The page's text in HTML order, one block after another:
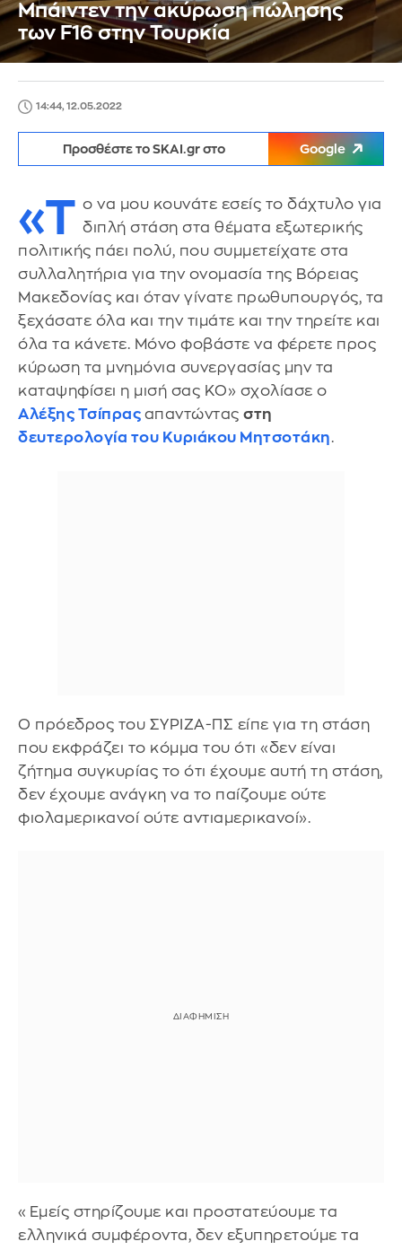
Μπάιντεν την ακύρωση πώλησης
των F16 στην Τουρκία
14:44, 12.05.2022
Προσθέστε το SKAI.gr στο Google
«Τ ο να μου κουνάτε εσείς το δάχτυλο για
διπλή στάση στα θέματα εξωτερικής
πολιτικής πάει πολύ, που συμμετείχατε στα
συλλαλητήρια για την ονομασία της Βόρειας
Μακεδονίας και όταν γίνατε πρωθυπουργός, τα
ξεχάσατε όλα και την τιμάτε και την τηρείτε και
όλα τα κάνετε. Μόνο φοβάστε να φέρετε προς
κύρωση τα μνημόνια συνεργασίας μην τα
καταψηφίσει η μισή σας ΚΟ» σχολίασε ο
Αλέξης Τσίπρας απαντώντας στη
δευτερολογία του Κυριάκου Μητσοτάκη.
Ο πρόεδρος του ΣΥΡΙΖΑ-ΠΣ είπε για τη στάση
που εκφράζει το κόμμα του ότι «δεν είναι
ζήτημα συγκυρίας το ότι έχουμε αυτή τη στάση,
δεν έχουμε ανάγκη να το παίζουμε ούτε
φιολαμερικανοί ούτε αντιαμερικανοί».
«Εμείς στηρίζουμε και προστατεύουμε τα
ελληνικά συμφέροντα, δεν εξυπηρετούμε τα